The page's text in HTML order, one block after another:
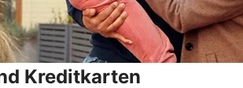
Kreditkarten